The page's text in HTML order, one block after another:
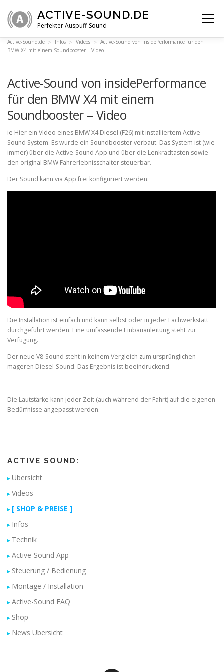
Inhalt
springen
ACTIVE-SOUND.DE
Perfekter Auspuff-Sound
Menü
TECHNIK FAQ
Active-Sound.de Infos Videos
Active-Sound von insidePerformance für den
BMW X4 mit einem Soundbooster – Video
Active-Sound von insidePerformance
für den BMW X4 mit einem
Soundbooster – Video
ie Hier ein Video eines BMW X4 Diesel (F26) mit installiertem Active-
Sound System. Es wurde ein Soundbooster verbaut. Das System ist (wie
immer) über die Active-Sound App und über die Lenkradtasten sowie
den original BMW Fahrerlebnisschalter steuerbar.
Der Sound kann via App frei konfiguriert werden:
Die Installation ist einfach und kann selbst oder in jeder Fachwerkstatt
durchgeführt werden. Eine umfassende Einbauanleitung steht zur
Verfügung.
Der neue V8-Sound steht in keinem Vergleich zum ursprünglichen
mageren Diesel-Sound. Das Ergebnis ist beeindruckend.
Die Lautstärke kann jeder Zeit (auch während der Fahrt) auf die eigenen
Bedürfnisse angepasst werden.
ACTIVE SOUND:
Übersicht
Videos
[ SHOP & PREISE ]
Infos
Technik
Active-Sound App
Steuerung / Bedienung
Montage / Installation
Active-Sound FAQ
Shop
News Übersicht